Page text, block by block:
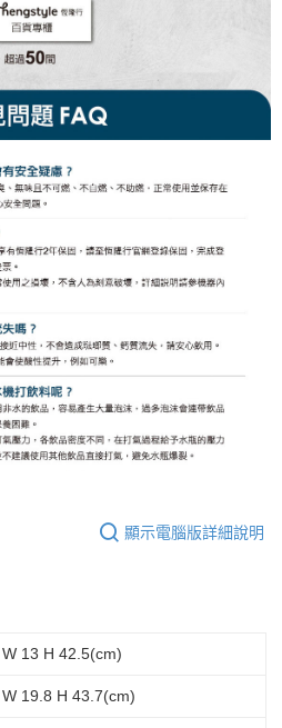
顯示電腦版詳細說明
13 H 42.5(cm)
19.8 H 43.7(cm)